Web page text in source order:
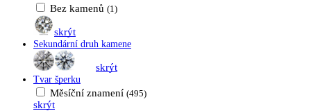
Bez kamenů (1)
skrýt
Sekundární druh kamene
skrýt
Tvar šperku
Měsíční znamení (495)
skrýt